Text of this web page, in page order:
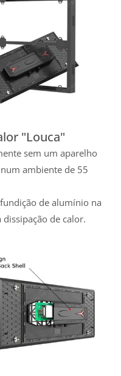
"louca"
sem um aparelho
ambiente de 55
de alumínio na
de calor.